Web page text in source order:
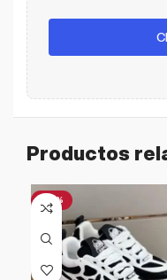
Productos
-26%